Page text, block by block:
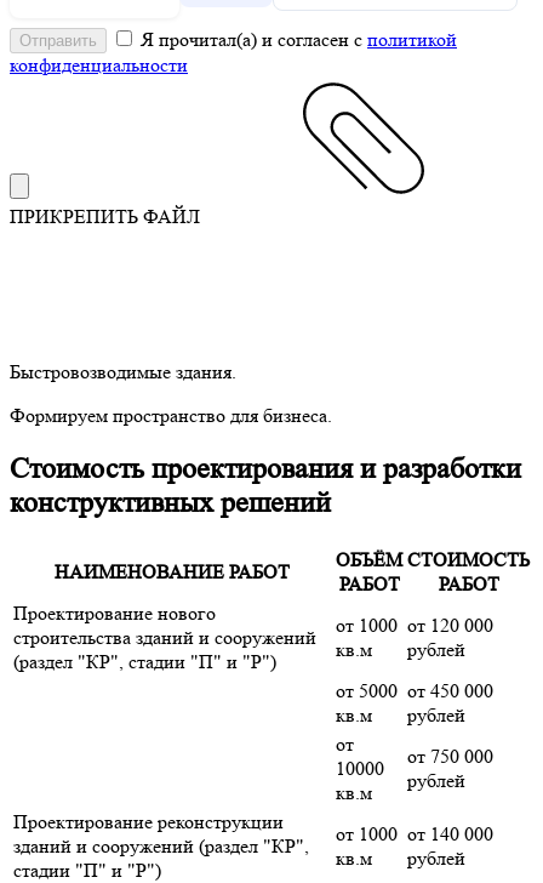
Я прочитал(а) и согласен с политикой
конфиденциальности
ПРИКРЕПИТЬ ФАЙЛ
Быстровозводимые здания.
Формируем пространство для бизнеса.
Стоимость проектирования и разработки
конструктивных решений
НАИМЕНОВАНИЕ РАБОТ
ОБЪЁМ
РАБОТ
СТОИМОСТЬ
РАБОТ
Проектирование нового
строительства зданий и сооружений
(раздел "КР", стадии "П" и "Р")
от 1000
кв.м
от 120 000
рублей
от 5000
кв.м
от 450 000
рублей
от
10000
кв.м
от 750 000
рублей
Проектирование реконструкции
зданий и сооружений (раздел "КР",
стадии "П" и "Р")
от 1000
кв.м
от 140 000
рублей